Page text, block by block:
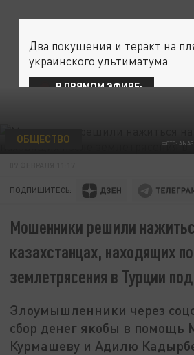
ФОТО: ANAS
ОБЩЕСТВО
ПОДПИШИТЕСЬ:
Мошенники решили
казахстанцах, находящих
землетрясения в Турции
Злоумышленники через
сбор денег якобы в помощь
Курмашеву и Адилю
Два покушения и теракт на
украинского ультиматума
В ПРЯМОМ ЭФИРЕ: